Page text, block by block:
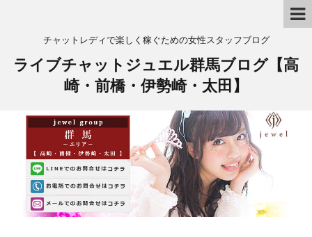
チャットレディで楽しく稼ぐための女性スタッフブログ
ライブチャットジュエル群馬ブログ【高
崎・前橋・伊勢崎・太田】